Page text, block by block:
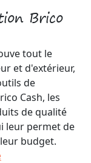
Brico
tout le
et d'extérieur,
de
Cash, les
de qualité
leur permet de
budget.